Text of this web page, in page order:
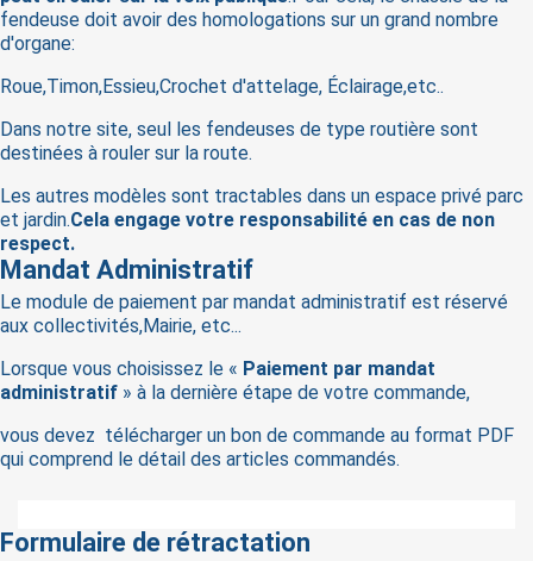
fendeuse doit avoir des homologations sur un grand nombre
d'organe:
Roue,Timon,Essieu,Crochet d'attelage, Éclairage,etc..
Dans notre site, seul les fendeuses de type routière sont
destinées à rouler sur la route.
Les autres modèles sont tractables dans un espace privé parc
et jardin.Cela engage votre responsabilité en cas de non
respect.
Mandat Administratif
Le module de paiement par mandat administratif est réservé
aux collectivités,Mairie, etc...
Lorsque vous choisissez le « Paiement par mandat
administratif » à la dernière étape de votre commande,
vous devez télécharger un bon de commande au format PDF
qui comprend le détail des articles commandés.
Formulaire de rétractation